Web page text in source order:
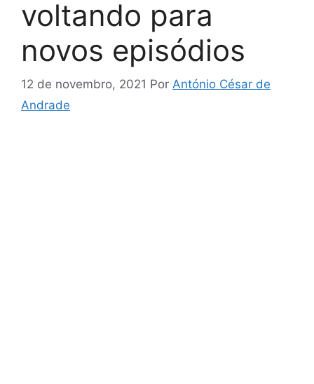
voltando para
novos episódios
12 de novembro, 2021 Por António César de
Andrade